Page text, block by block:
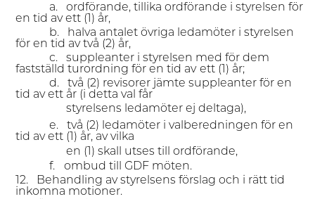
a.
ordförande, tillika ordförande i styrelsen för
en tid avett ( 1) år,
b.
halva antaletövriga ledamöter i styrelsen
för entid avtvå (2) år,
c.
suppleanter i styrelsen med för dem
fastställd turordning för entid av ett ( 1) år;
d.
två (2) revisorerjämte suppleanter för en
tid avettår (i detta va l får
styrelsens ledamöter ej deltaga),
e.
två (2) ledamöter i valberedningen fören
tid avett ( 1) år, av vilka
en (1) skall utses till ordförande,
f.
ombud till GDF möten.
12.
Behandling av styrelsens förslag och i rätt tid
inkomna motioner.